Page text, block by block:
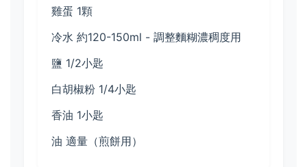
雞蛋 1顆
冷水 約120-150ml - 調整麵糊濃稠度用
鹽 1/2小匙
白胡椒粉 1/4小匙
香油 1小匙
油 適量（煎餅用）